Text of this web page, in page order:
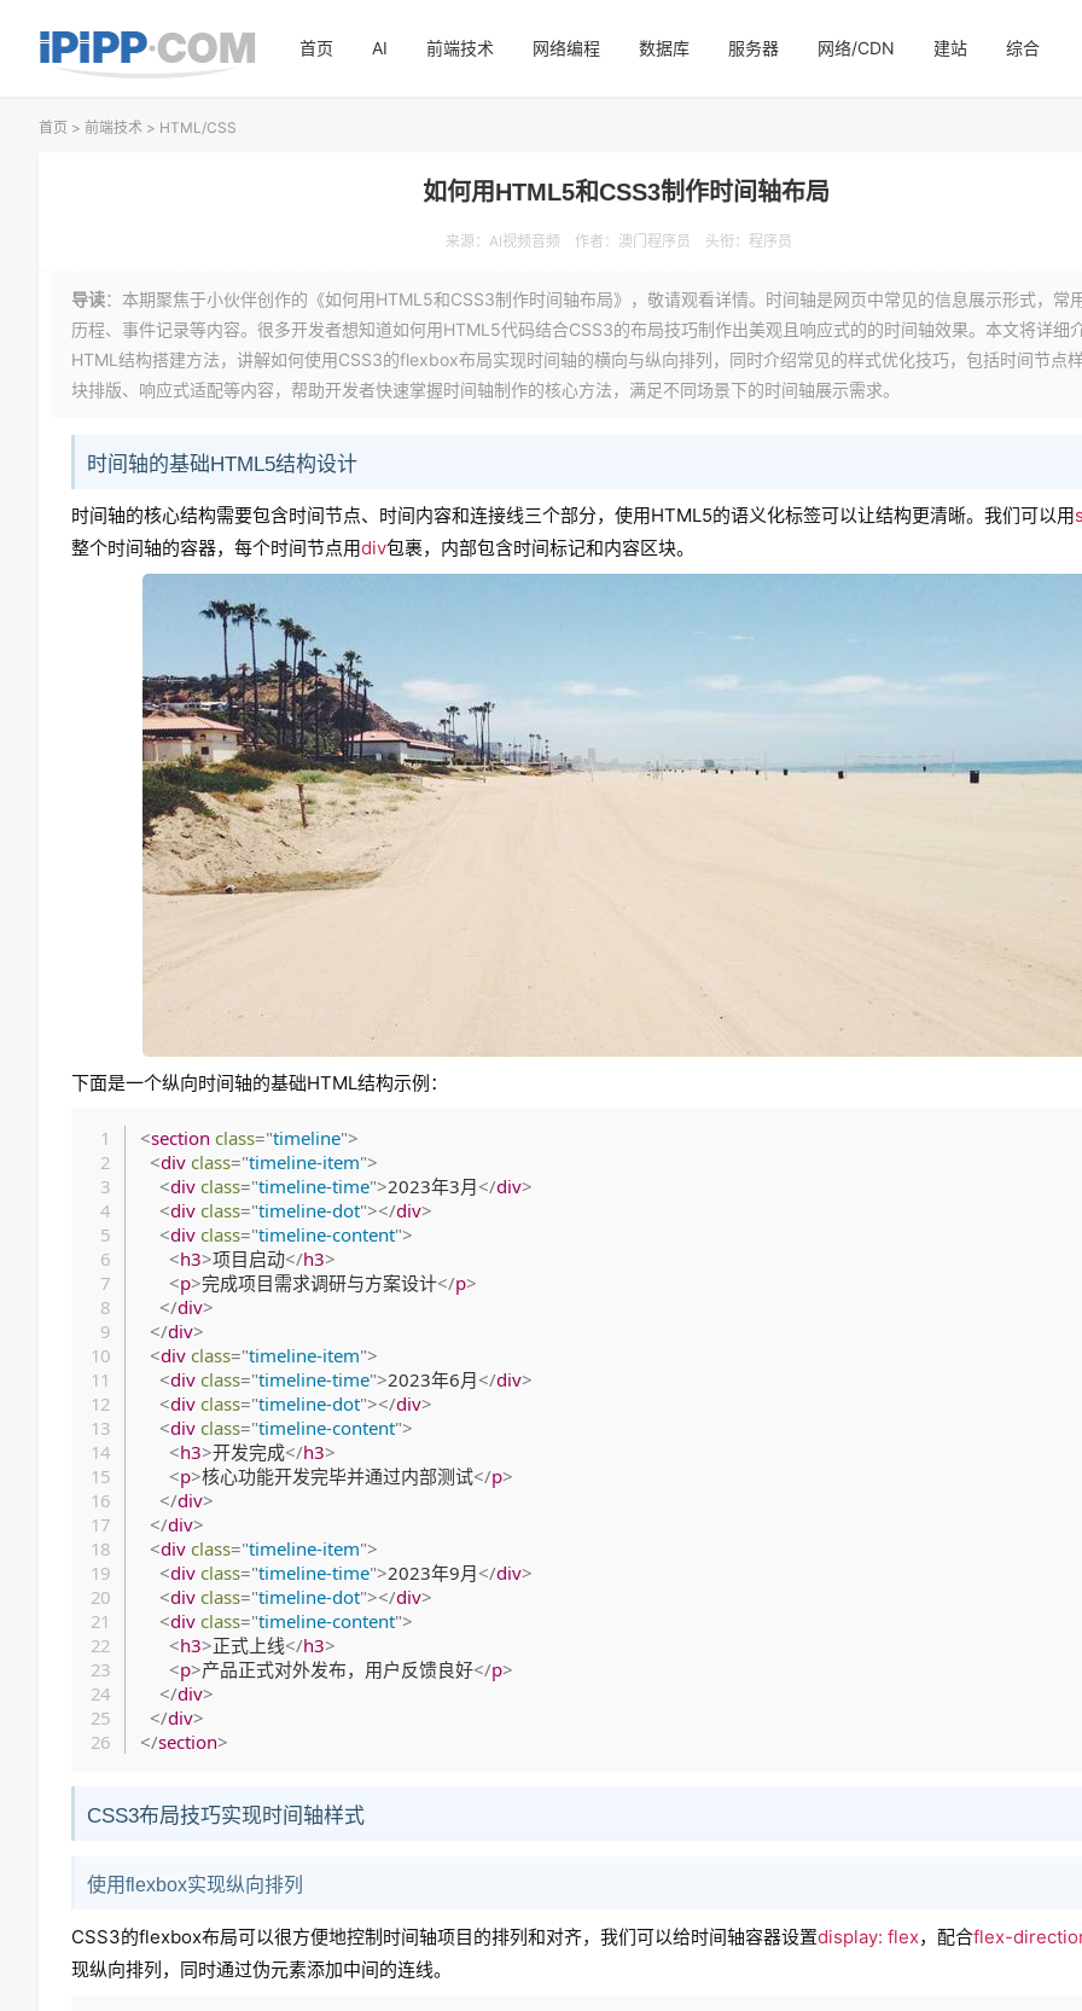
首页 AI 前端技术 网络编程 数据库 服务器 网络/CDN 建站 综合
首页 > 前端技术 > HTML/CSS
如何用HTML5和CSS3制作时间轴布局
来源： AI视频音频 作者：澳门程序员 头衔：程序员
导读：本期聚焦于小伙伴创作的《如何用HTML5和CSS3制作时间轴布局》，敬请观看详情。时间轴是网页中常见的信息展示形式，常
历程、事件记录等内容。很多开发者想知道如何用HTML5代码结合CSS3的布局技巧制作出美观且响应式的的时间轴效果。本文将详细
HTML结构搭建方法，讲解如何使用CSS3的flexbox布局实现时间轴的横向与纵向排列，同时介绍常见的样式优化技巧，包括时间节点
块排版、响应式适配等内容，帮助开发者快速掌握时间轴制作的核心方法，满足不同场景下的时间轴展示需求。
时间轴的基础HTML5结构设计
时间轴的核心结构需要包含时间节点、时间内容和连接线三个部分，使用HTML5的语义化标签可以让结构更清晰。我们可以用
整个时间轴的容器，每个时间节点用div包裹，内部包含时间标记和内容区块。
下面是一个纵向时间轴的基础HTML结构示例：
<section class="timeline">
<div class="timeline-item">
<div class="timeline-time">2023年3月</div>
<div class="timeline-dot"></div>
<div class="timeline-content">
<h3>项目启动</h3>
<p>完成项目需求调研与方案设计</p>
</div>
</div>
<div class="timeline-item">
<div class="timeline-time">2023年6月</div>
<div class="timeline-dot"></div>
<div class="timeline-content">
<h3>开发完成</h3>
<p>核心功能开发完毕并通过内部测试</p>
</div>
</div>
<div class="timeline-item">
<div class="timeline-time">2023年9月</div>
<div class="timeline-dot"></div>
<div class="timeline-content">
<h3>正式上线</h3>
<p>产品正式对外发布，用户反馈良好</p>
</div>
</div>
</section>
CSS3布局技巧实现时间轴样式
使用flexbox实现纵向排列
CSS3的flexbox布局可以很方便地控制时间轴项目的排列和对齐，我们可以给时间轴容器设置display: flex，配合flex-
现纵向排列，同时通过伪元素添加中间的连线。